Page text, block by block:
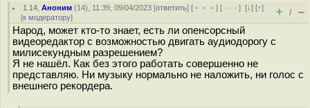
1.14 ,Аноним (14), 11:39, 09/04/2023 [ответить] [ ﹢﹢﹢] [ · · ·][↓] [↑]
[к модератору] + / –
Народ, может кто-то знает, есть ли опенсорсный
видеоредактор с возможностью двигать аудиодорогу с
милисекундным разрешением?
Я не нашёл. Как без этого работать совершенно не
представляю. Ни музыку нормально не наложить, ни голос с
внешнего рекордера.